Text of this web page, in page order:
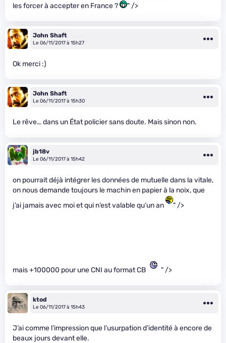
les forcer à accepter en France ?
" />
John Shaft
Le 06/11/2017 à 15h27
Ok merci :)
John Shaft
Le 06/11/2017 à 15h30
Le rêve… dans un État policier sans doute. Mais sinon non.
jb18v
Le 06/11/2017 à 15h42
on pourrait déjà intégrer les données de mutuelle dans la vitale,
on nous demande toujours le machin en papier à la noix, que
j’ai jamais avec moi et qui n’est valable qu’un an
" />
mais +100000 pour une CNI au format CB " />
ktod
Le 06/11/2017 à 15h43
J’ai comme l’impression que l’usurpation d’identité à encore de
beaux jours devant elle.